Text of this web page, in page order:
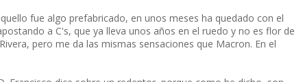
fue algo prefabricado, en unos meses ha quedado con el
a C's, que ya lleva unos años en el ruedo y no es flor de
pero me da las mismas sensaciones que Macron. En el